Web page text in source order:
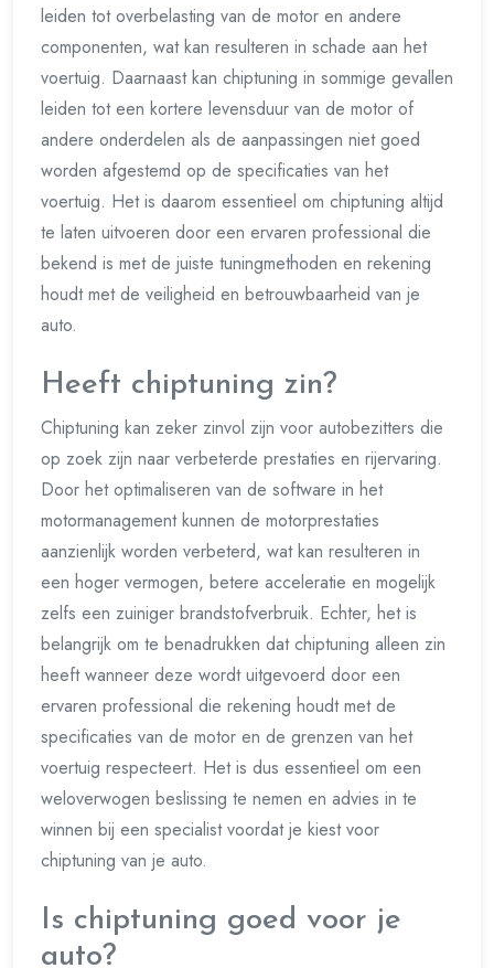
leiden tot overbelasting van de motor en andere
componenten, wat kan resulteren in schade aan het
voertuig. Daarnaast kan chiptuning in sommige gevallen
leiden tot een kortere levensduur van de motor of
andere onderdelen als de aanpassingen niet goed
worden afgestemd op de specificaties van het
voertuig. Het is daarom essentieel om chiptuning altijd
te laten uitvoeren door een ervaren professional die
bekend is met de juiste tuningmethoden en rekening
houdt met de veiligheid en betrouwbaarheid van je
auto.
Heeft chiptuning zin?
Chiptuning kan zeker zinvol zijn voor autobezitters die
op zoek zijn naar verbeterde prestaties en rijervaring.
Door het optimaliseren van de software in het
motormanagement kunnen de motorprestaties
aanzienlijk worden verbeterd, wat kan resulteren in
een hoger vermogen, betere acceleratie en mogelijk
zelfs een zuiniger brandstofverbruik. Echter, het is
belangrijk om te benadrukken dat chiptuning alleen zin
heeft wanneer deze wordt uitgevoerd door een
ervaren professional die rekening houdt met de
specificaties van de motor en de grenzen van het
voertuig respecteert. Het is dus essentieel om een
weloverwogen beslissing te nemen en advies in te
winnen bij een specialist voordat je kiest voor
chiptuning van je auto.
Is chiptuning goed voor je
auto?